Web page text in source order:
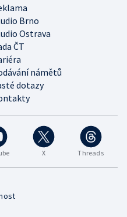
X Threads
Brno
Ostrava
ČT
námětů
dotazy